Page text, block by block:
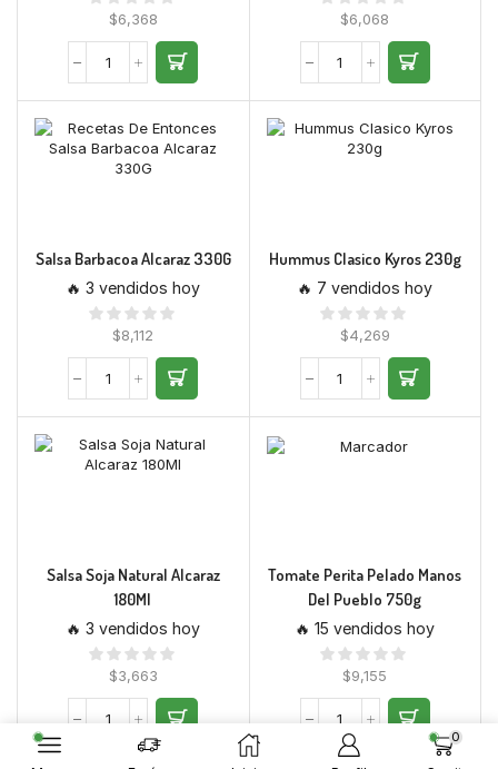
$6,368 $6,068
Salsa Barbacoa Alcaraz 330G
🔥 3 vendidos hoy
$8,112
Hummus Clasico Kyros 230g
🔥 7 vendidos hoy
$4,269
Salsa Soja Natural Alcaraz
180Ml
🔥 3 vendidos hoy
$3,663
Tomate Perita Pelado Manos
Del Pueblo 750g
🔥 15 vendidos hoy
$9,155
0